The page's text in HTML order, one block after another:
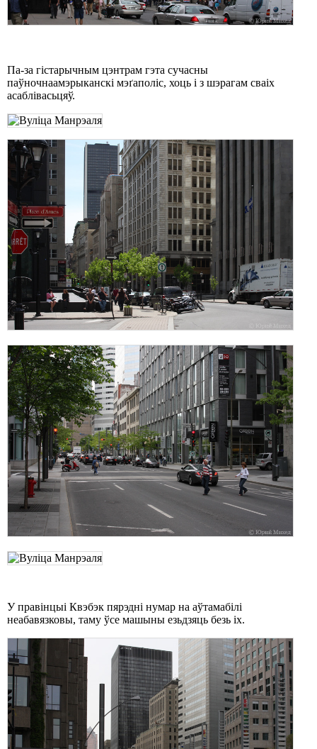
Па-за гістарычным цэнтрам гэта сучасны
паўночнаамэрыканскі мэґаполіс, хоць і з шэрагам сваіх
асаблівасьцяў.
У правінцыі Квэбэк пярэдні нумар на аўтамабілі
неабавязковы, таму ўсе машыны езьдзяць безь іх.